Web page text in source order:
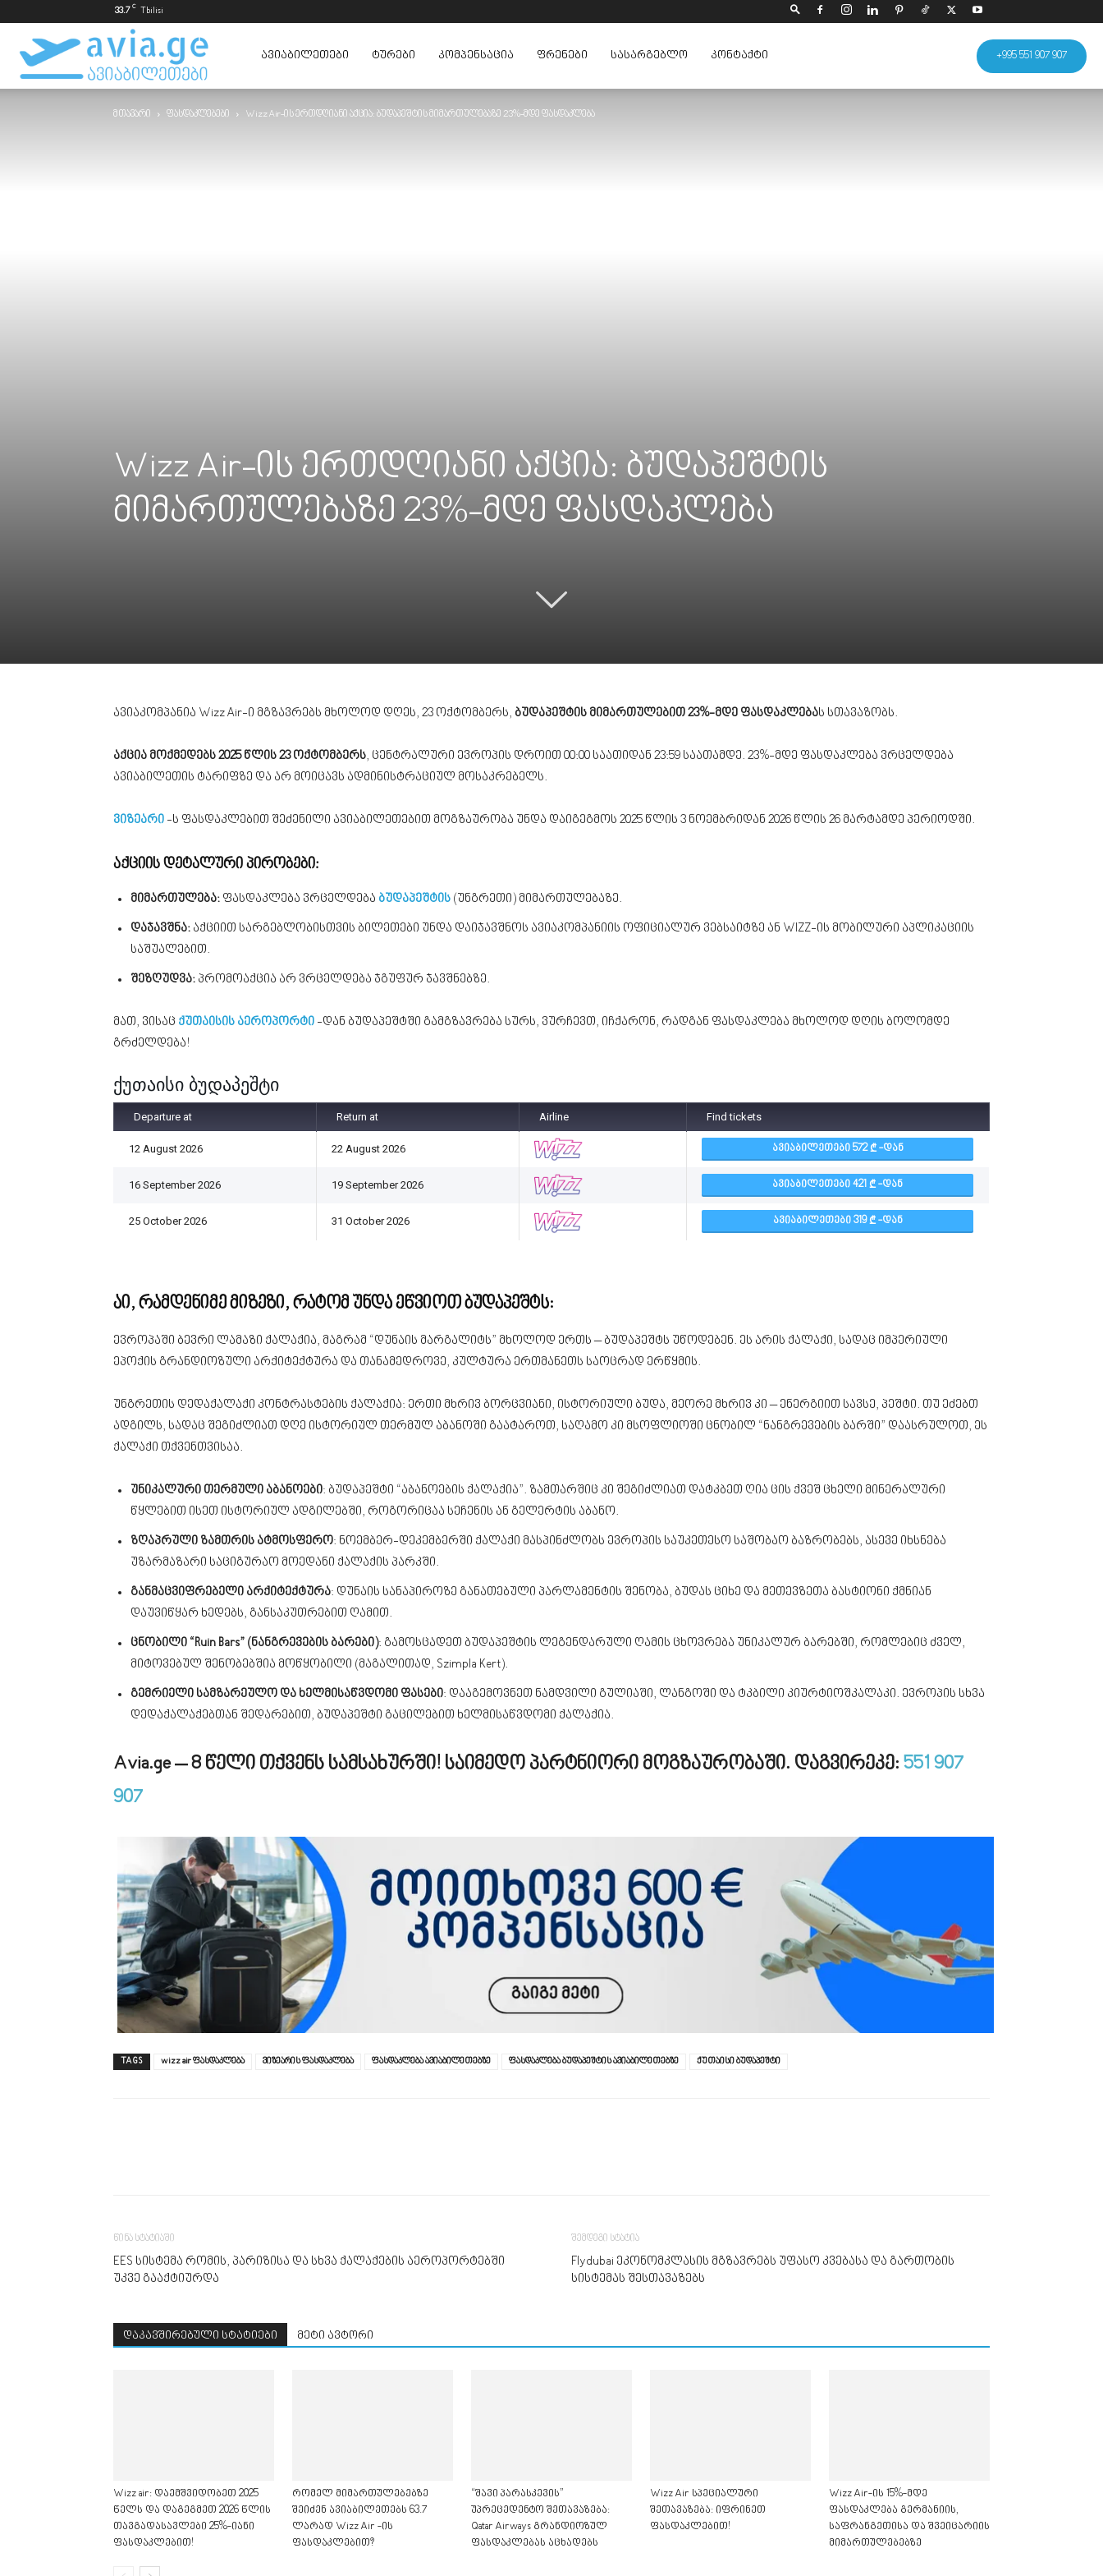
33.7 C Tbilisi
+995 551 907 907
ავიაბილეთები
ყველაზე
ᲐᲕᲘᲐᲑᲘᲚᲔᲗᲔᲑᲘ ᲢᲣᲠᲔᲑᲘ ᲙᲝᲛᲞᲔᲜᲡᲐᲪᲘᲐ ᲤᲠᲔᲜᲔᲑᲘ ᲡᲐᲡᲐᲠᲒᲔᲑᲚᲝ ᲙᲝᲜᲢᲐᲥᲢᲘ
მთავარი ფასდაკლებები Wizz Air-ის ერთდღიანი აქცია: ბუდაპეშტის მიმართულებაზე 23%-მდე ფასდაკლება
Wizz Air-ის ერთდღიანი აქცია: ბუდაპეშტის
მიმართულებაზე 23%-მდე ფასდაკლება
ავიაკომპანია Wizz Air-ი მგზავრებს მხოლოდ დღეს, 23 ოქტომბერს, ბუდაპეშტის მიმართულებით 23%-მდე ფასდაკლებას სთავაზობს.
აქცია მოქმედებს 2025 წლის 23 ოქტომბერს, ცენტრალური ევროპის დროით 00:00 საათიდან 23:59 საათამდე. 23%-მდე ფასდაკლება ვრცელდება
ავიაბილეთის ტარიფზე და არ მოიცავს ადმინისტრაციულ მოსაკრებელს.
ვიზეარი -ს ფასდაკლებით შეძენილი ავიაბილეთებით მოგზაურობა უნდა დაიგეგმოს 2025 წლის 3 ნოემბრიდან 2026 წლის 26 მარტამდე პერიოდში.
აქციის დეტალური პირობები:
მიმართულება: ფასდაკლება ვრცელდება ბუდაპეშტის (უნგრეთი) მიმართულებაზე.
დაჯავშნა: აქციით სარგებლობისთვის ბილეთები უნდა დაიჯავშნოს ავიაკომპანიის ოფიციალურ ვებსაიტზე ან WIZZ-ის მობილური აპლიკაციის
საშუალებით.
შეზღუდვა: პრომოაქცია არ ვრცელდება ჯგუფურ ჯავშნებზე.
მათ, ვისაც ქუთაისის აეროპორტი -დან ბუდაპეშტში გამგზავრება სურს, ვურჩევთ, იჩქარონ, რადგან ფასდაკლება მხოლოდ დღის ბოლომდე
გრძელდება!
ქუთაისი ბუდაპეშტი
Departure at Return at Airline Find tickets
12 August 2026 22 August 2026 ᲐᲕᲘᲐᲑᲘᲚᲔᲗᲔᲑᲘ 572 -ᲓᲐᲜ
16 September 2026 19 September 2026 ᲐᲕᲘᲐᲑᲘᲚᲔᲗᲔᲑᲘ 421 -ᲓᲐᲜ
25 October 2026 31 October 2026 ᲐᲕᲘᲐᲑᲘᲚᲔᲗᲔᲑᲘ 319 -ᲓᲐᲜ
აი, რამდენიმე მიზეზი, რატომ უნდა ეწვიოთ ბუდაპეშტს:
ევროპაში ბევრი ლამაზი ქალაქია, მაგრამ “დუნაის მარგალიტს” მხოლოდ ერთს – ბუდაპეშტს უწოდებენ. ეს არის ქალაქი, სადაც იმპერიული
ეპოქის გრანდიოზული არქიტექტურა და თანამედროვე, კულტურა ერთმანეთს საოცრად ერწყმის.
უნგრეთის დედაქალაქი კონტრასტების ქალაქია: ერთი მხრივ ბორცვიანი, ისტორიული ბუდა, მეორე მხრივ კი – ენერგიით სავსე, პეშტი. თუ ეძებთ
ადგილს, სადაც შეგიძლიათ დღე ისტორიულ თერმულ აბანოში გაატაროთ, საღამო კი მსოფლიოში ცნობილ “ნანგრევების ბარში” დაასრულოთ, ეს
ქალაქი თქვენთვისაა.
უნიკალური თერმული აბანოები: ბუდაპეშტი “აბანოების ქალაქია”. ზამთარშიც კი შეგიძლიათ დატკბეთ ღია ცის ქვეშ ცხელი მინერალური
წყლებით ისეთ ისტორიულ ადგილებში, როგორიცაა სეჩენის ან გელერტის აბანო.
ზღაპრული ზამთრის ატმოსფერო: ნოემბერ-დეკემბერში ქალაქი მასპინძლობს ევროპის საუკეთესო საშობაო ბაზრობებს, ასევე იხსნება
უზარმაზარი საციგურაო მოედანი ქალაქის პარკში.
განმაცვიფრებელი არქიტექტურა: დუნაის სანაპიროზე განათებული პარლამენტის შენობა, ბუდას ციხე და მეთევზეთა ბასტიონი ქმნიან
დაუვიწყარ ხედებს, განსაკუთრებით ღამით.
ცნობილი “Ruin Bars” (ნანგრევების ბარები): გამოსცადეთ ბუდაპეშტის ლეგენდარული ღამის ცხოვრება უნიკალურ ბარებში, რომლებიც ძველ,
მიტოვებულ შენობებშია მოწყობილი (მაგალითად, Szimpla Kert).
გემრიელი სამზარეულო და ხელმისაწვდომი ფასები: დააგემოვნეთ ნამდვილი გულიაში, ლანგოში და ტკბილი კიურტიოშკალაკი. ევროპის სხვა
დედაქალაქებთან შედარებით, ბუდაპეშტი გაცილებით ხელმისაწვდომი ქალაქია.
Avia.ge – 8 წელი თქვენს სამსახურში! საიმედო პარტნიორი მოგზაურობაში. დაგვირეკე: 551 907
907
TAGS wizz air ფასდაკლება ვიზეარის ფასდაკლება ფასდაკლება ავიაბილეთებზე ფასდაკლება ბუდაპეშტის ავიაბილეთებზე ქუთაისი ბუდაპეშტი
წინა სტატიაში
EES სისტემა რომის, პარიზისა და სხვა ქალაქების აეროპორტებში
უკვე გააქტიურდა
შემდეგი სტატია
Flydubai ეკონომკლასის მგზავრებს უფასო კვებასა და გართობის
სისტემას შესთავაზებს
დაკავშირებული სტატიები მეტი ავტორი
Wizz air: დაემშვიდობეთ 2025
წელს და დაგეგმეთ 2026 წლის
თავგადასავლები 25%-იანი
ფასდაკლებით!
რომელ მიმართულებებზე
შეიძენ ავიაბილეთებს 63.7
ლარად Wizz Air -ის
ფასდაკლებით?
“შავი პარასკევის”
უპრეცედენტო შეთავაზება:
Qatar Airways გრანდიოზულ
ფასდაკლებას აცხადებს
Wizz Air სპეციალური
შეთავაზება: იფრინეთ
ფასდაკლებით!
Wizz Air-ის 15%-მდე
ფასდაკლება გერმანიის,
საფრანგეთისა და შვეიცარიის
მიმართულებებზე